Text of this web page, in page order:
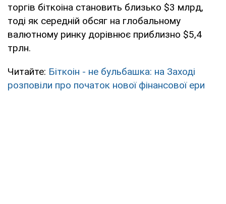
торгів біткоіна становить близько $3 млрд,
тоді як середній обсяг на глобальному
валютному ринку дорівнює приблизно $5,4
трлн.
Читайте: Біткоін - не бульбашка: на Заході
розповіли про початок нової фінансової ери